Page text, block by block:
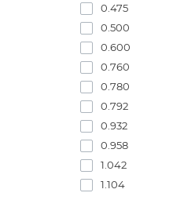
0.475
0.500
0.600
0.760
0.780
0.792
0.932
0.958
1.042
1.104